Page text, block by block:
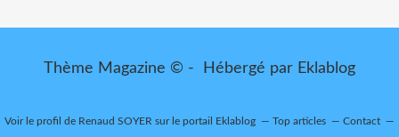
Thème Magazine © - Hébergé par Eklablog
Voir le profil de Renaud SOYER sur le portail Eklablog Top articles Contact